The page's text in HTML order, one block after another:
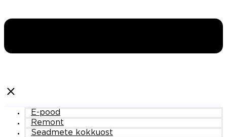
E-pood
Remont
Seadmete kokkuost